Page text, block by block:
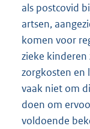
als postcovid
artsen,
komen voor
zieke
zorgkosten en
vaak niet om
doen om
voldoende